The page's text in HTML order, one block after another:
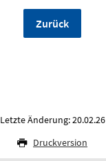
Zurück
Letzte Änderung: 20.02.26
Druckversion